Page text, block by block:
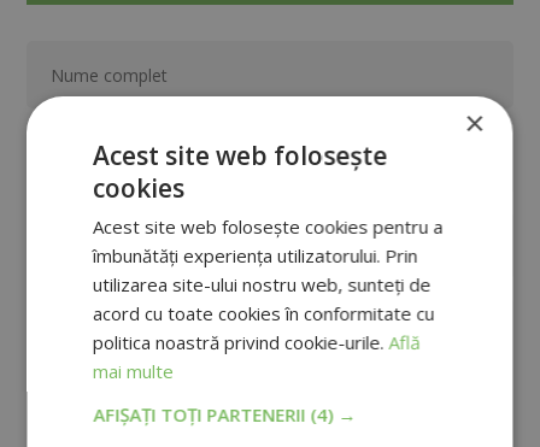
×
Acest site web folosește
cookies
Acest site web folosește cookies pentru a
îmbunătăți experiența utilizatorului. Prin
utilizarea site-ului nostru web, sunteți de
acord cu toate cookies în conformitate cu
politica noastră privind cookie-urile.Află
mai multe
AFIȘAȚI TOȚI PARTENERII (4) →